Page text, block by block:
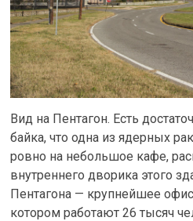
Вид на Пентагон. Есть
байка, что одна из ядерных
ровно на небольшое кафе,
внутреннего дворика этого
Пентагона — крупнейшее
котором работают 26 тысяч